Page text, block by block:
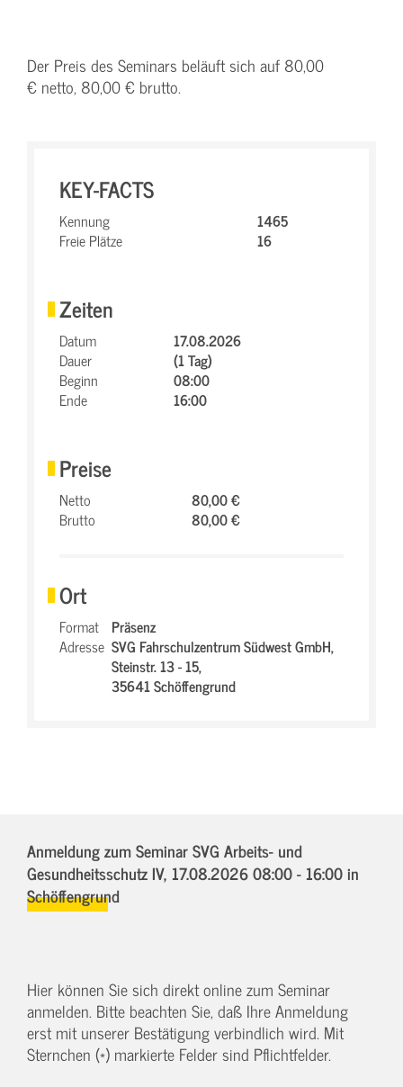
Der Preis des Seminars beläuft sich auf 80,00
€ netto, 80,00 € brutto.
KEY-FACTS
Kennung
1465
Freie Plätze
16
Zeiten
Datum
17.08.2026
Dauer
(1 Tag)
Beginn
08:00
Ende
16:00
Preise
Netto
80,00 €
Brutto
80,00 €
Ort
Format Präsenz
Adresse SVG Fahrschulzentrum Südwest GmbH,
Steinstr. 13 - 15,
35641 Schöffengrund
Anmeldung zum Seminar SVG Arbeits- und
Gesundheitsschutz IV, 17.08.2026 08:00 - 16:00in
Schöffengrund
Hier können Sie sich direkt online zum Seminar
anmelden. Bitte beachten Sie, daß Ihre Anmeldung
erst mit unserer Bestätigung verbindlich wird. Mit
Sternchen (*) markierte Felder sind Pflichtfelder.